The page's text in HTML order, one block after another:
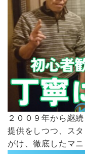
２００９年から継
提供をしつつ、ス
がけ、徹底したマ